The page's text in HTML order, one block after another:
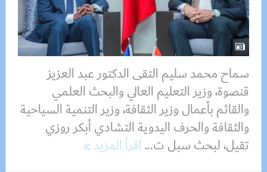
سماح محمد سليم التقى الدكتور عبد العزيز
قنصوة، وزير التعليم العالي والبحث العلمي
والقائم بأعمال وزير الثقافة، وزير التنمية السياحية
والثقافة والحرف اليدوية التشادي أبكر روزي
تقيل، لبحث سبل ت...اقرأ المزيد